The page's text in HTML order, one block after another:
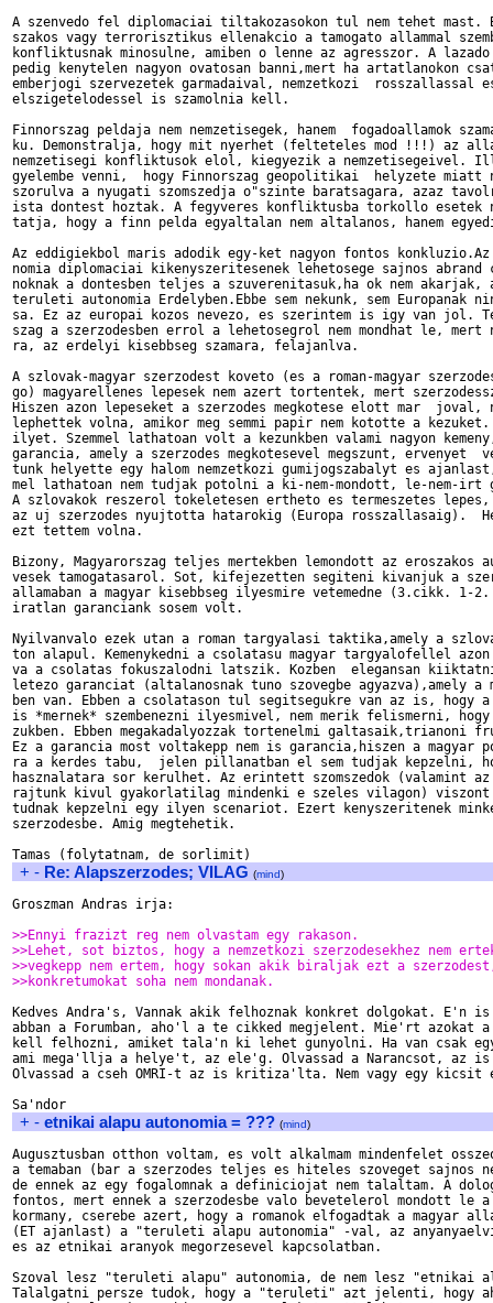
A szenvedo fel diplomaciai tiltakozasokon tul nem tehet mast.
szakos vagy terrorisztikus ellenakcio a tamogato allammal
konfliktusnak minosulne, amiben o lenne az agresszor. A lazado
pedig kenytelen nagyon ovatosan banni,mert ha artatlanokon
emberjogi szervezetek garmadaival, nemzetkozi
elszigetelodessel is szamolnia kell.
Finnorszag peldaja nem nemzetisegek, hanem  fogadoallamok
ku. Demonstralja, hogy mit nyerhet (felteteles mod !!!) az
nemzetisegi konfliktusok elol, kiegyezik a nemzetisegeivel.
gyelembe venni,  hogy Finnorszag geopolitikai  helyzete miatt
szorulva a nyugati szomszedja o"szinte baratsagara, azaz
ista dontest hoztak. A fegyveres konfliktusba torkollo esetek
tatja, hogy a finn pelda egyaltalan nem altalanos, hanem
Az eddigiekbol maris adodik egy-ket nagyon fontos
nomia diplomaciai kikenyszeritesenek lehetosege sajnos abrand
noknak a dontesben teljes a szuverenitasuk,ha ok nem akarjak,
teruleti autonomia Erdelyben.Ebbe sem nekunk, sem Europanak
sa. Ez az europai kozos nevezo, es szerintem is igy van jol.
szag a szerzodesben errol a lehetosegrol nem mondhat le, mert
ra, az erdelyi kisebbseg szamara, felajanlva.
A szlovak-magyar szerzodest koveto (es a roman-magyar
go) magyarellenes lepesek nem azert tortentek, mert
Hiszen azon lepeseket a szerzodes megkotese elott mar  joval,
lephettek volna, amikor meg semmi papir nem kototte a kezuket.
ilyet. Szemmel lathatoan volt a kezunkben valami nagyon
garancia, amely a szerzodes megkotesevel megszunt, ervenyet
tunk helyette egy halom nemzetkozi gumijogszabalyt es
mel lathatoan nem tudjak potolni a ki-nem-mondott, le-nem-irt
A szlovakok reszerol tokeletesen ertheto es termeszetes lepes,
az uj szerzodes nyujtotta hatarokig (Europa rosszallasaig).
ezt tettem volna.
Bizony, Magyarorszag teljes mertekben lemondott az eroszakos
vesek tamogatasarol. Sot, kifejezetten segiteni kivanjuk a
allamaban a magyar kisebbseg ilyesmire vetemedne (3.cikk. 1-
iratlan garanciank sosem volt.
Nyilvanvalo ezek utan a roman targyalasi taktika,amely a
ton alapul. Kemenykedni a csolatasu magyar targyalofellel
va a csolatas fokuszalodni latszik. Kozben  elegansan
letezo garanciat (altalanosnak tuno szovegbe agyazva),amely a
ben van. Ebben a csolatason tul segitsegukre van az is, hogy a
is *mernek* szembenezni ilyesmivel, nem merik felismerni,
zukben. Ebben megakadalyozzak tortenelmi galtasaik,trianoni
Ez a garancia most voltakepp nem is garancia,hiszen a magyar
ra a kerdes tabu,  jelen pillanatban el sem tudjak kepzelni,
hasznalatara sor kerulhet. Az erintett szomszedok (valamint az
rajtunk kivul gyakorlatilag mindenki e szeles vilagon)
tudnak kepzelni egy ilyen scenariot. Ezert kenyszeritenek
szerzodesbe. Amig megtehetik.
+ - Re: Alapszerzodes; VILAG (mind)
Groszman Andras irja:
>>Ennyi frazizt reg nem olvastam egy rakason.
>>Lehet, sot biztos, hogy a nemzetkozi szerzodesekhez nem
>>vegkepp nem ertem, hogy sokan akik biraljak ezt a
>>konkretumokat soha nem mondanak.
Kedves Andra's, Vannak akik felhoznak konkret dolgokat. E'n is
abban a Forumban, aho'l a te cikked megjelent. Mie'rt
kell felhozni, amiket tala'n ki lehet gunyolni. Ha van csak
ami mega'llja a helye't, az ele'g. Olvassad a Narancsot,
Olvassad a cseh OMRI-t az is kritiza'lta. Nem vagy egy kicsit
+ - etnikai alapu autonomia = ??? (mind)
Augusztusban otthon voltam, es volt alkalmam mindenfelet
a temaban (bar a szerzodes teljes es hiteles szoveget sajnos
de ennek az egy fogalomnak a definiciojat nem talaltam. A
fontos, mert ennek a szerzodesbe valo bevetelerol mondott le
kormany, cserebe azert, hogy a romanok elfogadtak a magyar
(ET ajanlast) a "teruleti alapu autonomia" -val, az
es az etnikai aranyok megorzesevel kapcsolatban.
Szoval lesz "teruleti alapu" autonomia, de nem lesz "etnikai
Talalgatni persze tudok, hogy a "teruleti" azt jelenti, hogy